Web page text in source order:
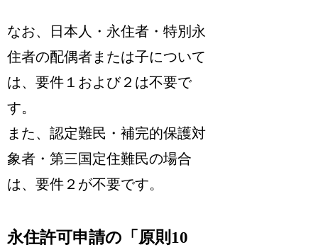
なお、
日本人・永住者・特別永
住者の配偶者または子について
は、要件１および２は不要で
す。
また、認定難民・補完的保護対
象者・第三国定住難民の場合
は、要件２が不要です。
永住許可申請の「原則10